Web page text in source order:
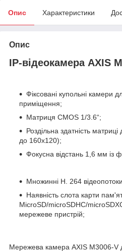
Опис Характеристики
Опис
IP-відеокамера AXIS
Фіксовані купольні камери
приміщення;
Матриця CMOS 1/3.6“;
Роздільна здатність
до 160x120);
Фокусна відстань 1,6 мм із
Множинні H. 264
Наявність слота карти
MicroSD/microSDHC/
мережеве пристрій;
Мережева камера AXIS M3006-V